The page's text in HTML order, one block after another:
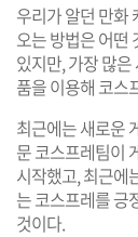
우리가 알던 만화
오는 방법은 어떤
있지만, 가장 많
품을 이용해 코스
최근에는 새로운
문 코스프레팀이
시작했고, 최근에
는 코스프레를 긍
것이다.